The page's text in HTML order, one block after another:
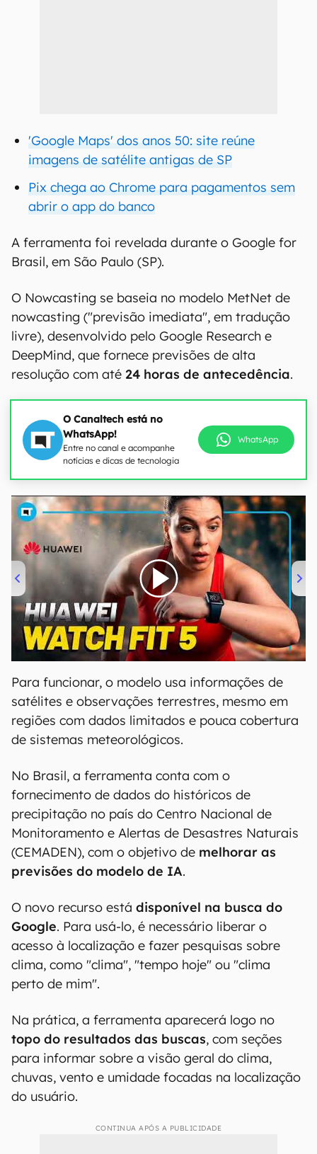
'Google Maps' dos anos 50: site reúne
imagens de satélite antigas de SP
Pix chega ao Chrome para pagamentos sem
abrir o app do banco
A ferramenta foi revelada durante o Google for
Brasil, em São Paulo (SP).
O Nowcasting se baseia no modelo MetNet de
nowcasting ("previsão imediata", em tradução
livre), desenvolvido pelo Google Research e
DeepMind, que fornece previsões de alta
resolução com até 24 horas de antecedência.
O Canaltech está no
WhatsApp!
Entre no canal e acompanhe
notícias e dicas de tecnologia
WhatsApp
00:00/04:51
Para funcionar, o modelo usa informações de
satélites e observações terrestres, mesmo em
regiões com dados limitados e pouca cobertura
de sistemas meteorológicos.
No Brasil, a ferramenta conta com o
fornecimento de dados do históricos de
precipitação no país do Centro Nacional de
Monitoramento e Alertas de Desastres Naturais
(CEMADEN), com o objetivo de melhorar as
previsões do modelo de IA.
O novo recurso está disponível na busca do
Google. Para usá-lo, é necessário liberar o
acesso à localização e fazer pesquisas sobre
clima, como "clima", "tempo hoje" ou "clima
perto de mim".
Na prática, a ferramenta aparecerá logo no
topo do resultados das buscas, com seções
para informar sobre a visão geral do clima,
chuvas, vento e umidade focadas na localização
do usuário.
CONTINUA APÓS A PUBLICIDADE